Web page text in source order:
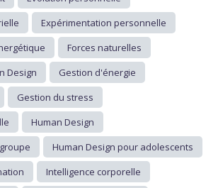
Expérimentation personnelle
Forces naturelles
Design
Gestion d'énergie
Gestion du stress
Human Design
Human Design pour adolescents
Intelligence corporelle